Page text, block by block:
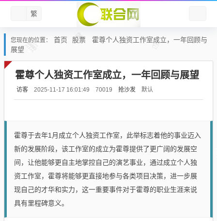
繁
您现在的位置： 首页 股票
霍尊个人独资工作室成立，一年回顾与
展望
霍尊个人独资工作室成立，一年回顾与展望
访客 2025-11-17 16:01:49 70019 抢沙发 默认
霍尊于去年1月成立个人独资工作室，此举标志着他的事业迈入
新的发展阶段，该工作室的成立为霍尊提供了更广阔的发展空
间，让他能够更自主地掌控自己的演艺事业，通过成立个人独
资工作室，霍尊将能够更直接地参与各类项目决策，进一步展
现自己的才华和实力，这一重要事件对于霍尊的职业生涯来说
具有里程碑意义。